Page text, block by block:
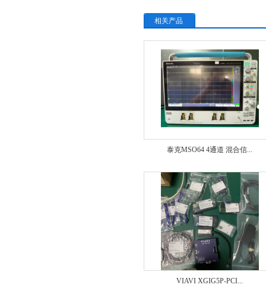
相关产品
泰克MSO64 4通道 混合信...
VIAVI XGIG5P-PCI...